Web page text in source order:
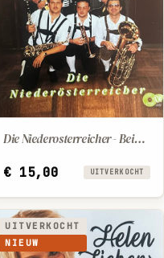
Die Niederosterreicher - Beim trachtenfest der gmiatlichen Salzburger - Am Flug
€15,00 UITVERKOCHT
UITVERKOCHT
NIEUW